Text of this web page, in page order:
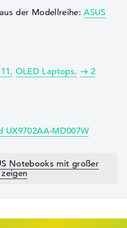
der Modellreihe:ASUS
OLED Laptops
2
UX9702AA-MD007W
Notebooks mit großer